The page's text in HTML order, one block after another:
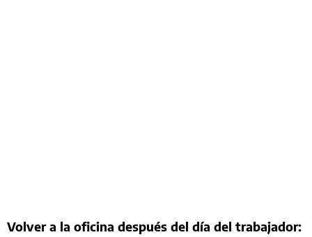
Volver a la oficina después del día del trabajador: